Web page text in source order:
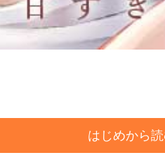
はじめから